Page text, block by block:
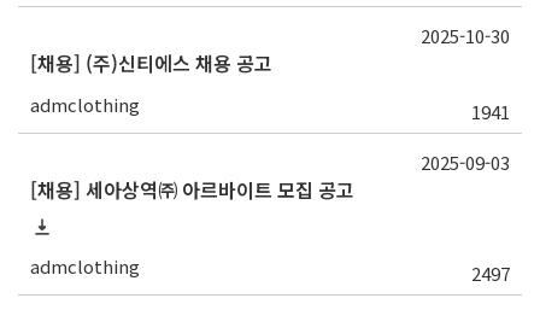
[채용] (주)신티에스 채용 공고
admclothing 1941
2025-10-30
[채용] 세아상역㈜ 아르바이트 모집 공고
admclothing 2497
2025-09-03